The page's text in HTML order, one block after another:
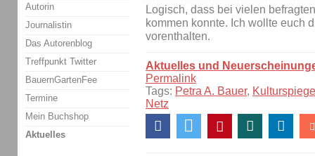
Logisch, dass bei vielen
kommen konnte. Ich wollte euch
vorenthalten.
Aktuelles und
Permalink
Tags: Petra A. Bauer,
Netz
Autorin
Journalistin
Das Autorenblog
Treffpunkt Twitter
BauernGartenFee
Termine
Mein Buchshop
Aktuelles